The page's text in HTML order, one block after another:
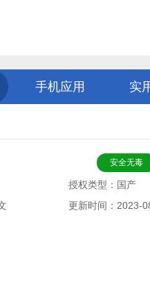
手机应用 实
安全无毒
授权类型：国产
更新时间：2023-